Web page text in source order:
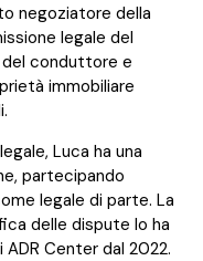
negoziatore della
legale del
conduttore e
immobiliare
Luca ha una
partecipando
legale di parte. La
delle dispute lo ha
Center dal 2022.